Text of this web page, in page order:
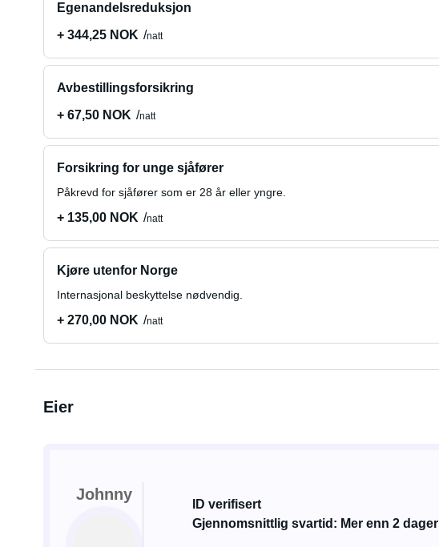
Egenandelsreduksjon
+ 344,25 NOK
natt
Avbestillingsforsikring
+ 67,50 NOK
natt
Forsikring for unge sjåfører
Påkrevd for sjåfører som er 28 år eller yngre.
+ 135,00 NOK natt
Kjøre utenfor Norge
Internasjonal beskyttelse nødvendig.
+ 270,00 NOK natt
Eier
Johnny
ID verifisert
Gjennomsnittlig svartid: Mer enn 2 dager